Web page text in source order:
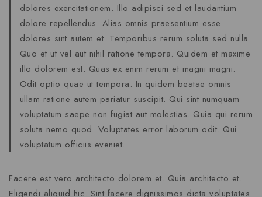
dolores exercitationem. Illo adipisci sed et laudantium
dolore repellendus. Alias omnis praesentium esse
dolores sint autem et. Temporibus rerum soluta sed nulla.
Quo et ut vel aut nihil ratione tempora. Quidem et maxime
illo dolorem est. Quas ex enim rerum et magni magni.
Odit optio quae ut tempora. In quidem beatae omnis
ullam ratione autem pariatur suscipit. Qui sint numquam
voluptatum saepe non fugiat aut molestias. Quia qui rerum
soluta nemo quod. Voluptates error laborum odit. Qui
voluptatum officiis eveniet.
Facere est vero architecto dolorem et. Quia architecto et.
Eligendi aliquid hic. Sint facere dignissimos dicta voluptates